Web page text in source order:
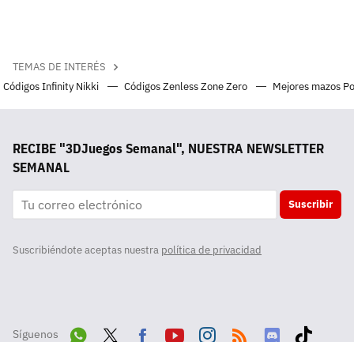
TEMAS DE INTERÉS
Códigos Infinity Nikki
Códigos Zenless Zone Zero Mejores mazos
RECIBE "3DJuegos Semanal", NUESTRA NEWSLETTER
SEMANAL
Suscribir
Suscribiéndote aceptas nuestra política de privacidad
Síguenos